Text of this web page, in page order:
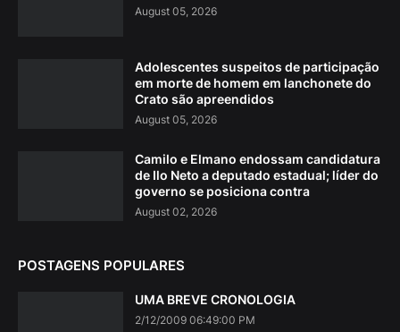
August 05, 2026
Adolescentes suspeitos de participação
em morte de homem em lanchonete do
Crato são apreendidos
August 05, 2026
Camilo e Elmano endossam candidatura
de Ilo Neto a deputado estadual; líder do
governo se posiciona contra
August 02, 2026
POSTAGENS POPULARES
UMA BREVE CRONOLOGIA
2/12/2009 06:49:00 PM